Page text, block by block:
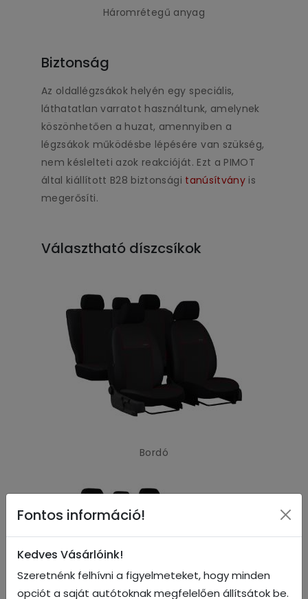
Háromrétegű anyag
Biztonság
Az oldallégzsákok helyén egy speciális,
láthatatlan varratot használtunk, amelynek
köszönhetően a huzat, amennyiben a
légzsákok működésbe lépésére van szükség,
nem késlelteti azok reakcióját. Ezt a PIMOT
által kiállított B28 biztonsági tanúsítvány is
megerősíti.
Választható díszcsíkok
Bordó
Fontos információ!
Kedves Vásárlóink!
Szeretnénk felhívni a figyelmeteket, hogy minden
opciót a saját autótoknak megfelelően állítsátok be.